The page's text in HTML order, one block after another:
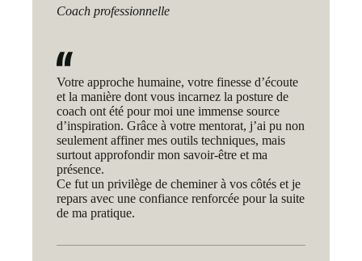
Coach professionnelle
Votre approche humaine, votre finesse d’écoute
et la manière dont vous incarnez la posture de
coach ont été pour moi une immense source
d’inspiration. Grâce à votre mentorat, j’ai pu non
seulement affiner mes outils techniques, mais
surtout approfondir mon savoir-être et ma
présence.
Ce fut un privilège de cheminer à vos côtés et je
repars avec une confiance renforcée pour la suite
de ma pratique.